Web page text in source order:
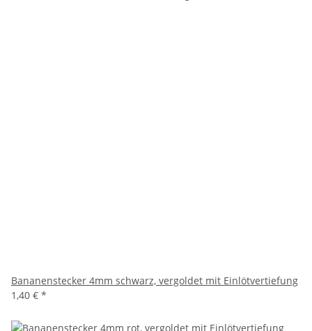
Bananenstecker 4mm schwarz, vergoldet mit Einlötvertiefung
1,40 € *